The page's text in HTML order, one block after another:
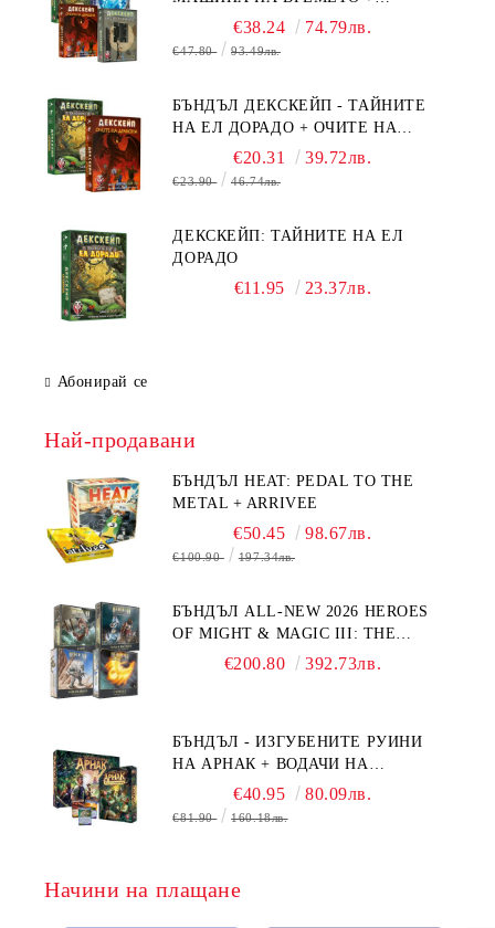
БЯГСТВО ОТ АЛКАТРАЗ +
ТАЙНИТЕ НА ЕЛ ДОРАДО +
€38.24 74.79лв.
€47.80 93.49лв.
БЪНДЪЛ ДЕКСКЕЙП - ТАЙНИТЕ
НА ЕЛ ДОРАДО + ОЧИТЕ НА
ДРАКОНА€20.31 39.72лв.
€23.90 46.74лв.
ДЕКСКЕЙП: ТАЙНИТЕ НА ЕЛ
ДОРАДО
€11.95 23.37лв.
Абонирай се
Най-продавани
БЪНДЪЛ HEAT: PEDAL TO THE
METAL + ARRIVEE
€50.45 98.67лв.
€100.90 197.34лв.
БЪНДЪЛ ALL-NEW 2026 HEROES
OF MIGHT & MAGIC III: THE
BOARD GAME EXPANSIONS -
€200.80 392.73лв.
БЪНДЪЛ - ИЗГУБЕНИТЕ РУИНИ
НА АРНАК + ВОДАЧИ НА
ЕКСПЕДИЦИИ + ПРОМО КАРТИ
БЕЗПЛАТНО
€40.95 80.09лв.
€81.90 160.18лв.
Начини на плащане